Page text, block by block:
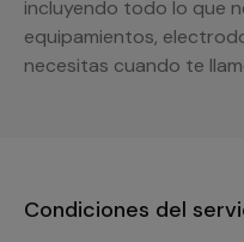
incluyendo todo lo que
equipamientos,
necesitas cuando te
Condiciones del